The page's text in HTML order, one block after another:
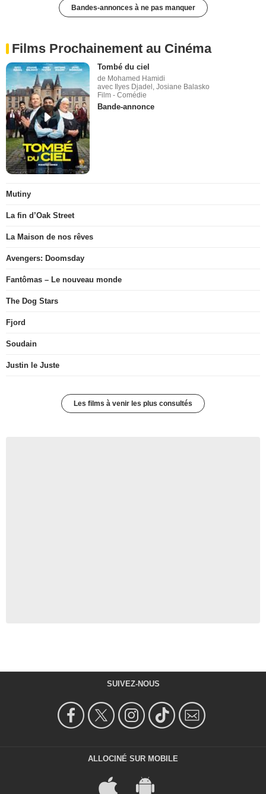
Bandes-annonces à ne pas manquer
Films Prochainement au Cinéma
Tombé du ciel
de Mohamed Hamidi
avec Ilyes Djadel, Josiane Balasko
Film - Comédie
Bande-annonce
Mutiny
La fin d’Oak Street
La Maison de nos rêves
Avengers: Doomsday
Fantômas – Le nouveau monde
The Dog Stars
Fjord
Soudain
Justin le Juste
Les films à venir les plus consultés
SUIVEZ-NOUS
ALLOCINÉ SUR MOBILE